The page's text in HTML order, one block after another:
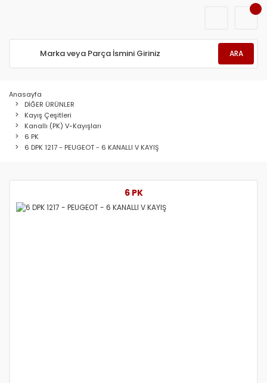
ARA
Anasayfa
DİĞER ÜRÜNLER
Kayış Çeşitleri
Kanallı (PK) V-Kayışları
6 PK
6 DPK 1217 - PEUGEOT - 6 KANALLI V KAYIŞ
6 PK